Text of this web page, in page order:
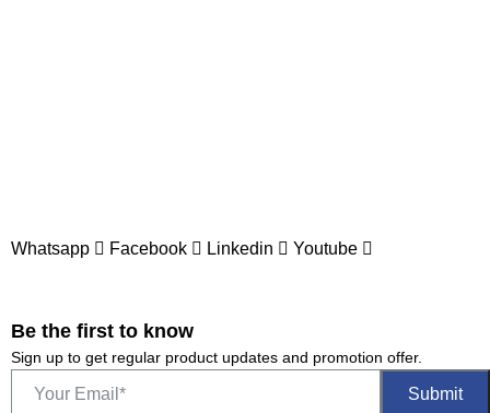
Whatsapp Facebook Linkedin Youtube
Be the first to know
Sign up to get regular product updates and promotion offer.